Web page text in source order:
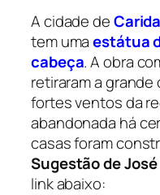
A cidade de
tem umaestátua
cabeça. A obra
retiraram a
fortes ventos da
abandonada há
casas foram
Sugestão de
link abaixo: